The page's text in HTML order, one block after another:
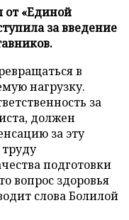
от «Единой
за введение
в
нагрузку.
за
должен
за эту
подготовки
вопрос здоровья
слова Болилой